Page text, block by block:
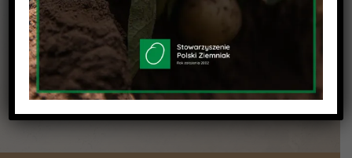
Facebook
TwitterLinkedinReddit Google+Pinterest
Vk